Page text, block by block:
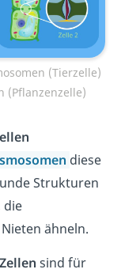
(Tierzelle)
(Pflanzenzelle)
diese
Strukturen
die
ähneln.
sind für